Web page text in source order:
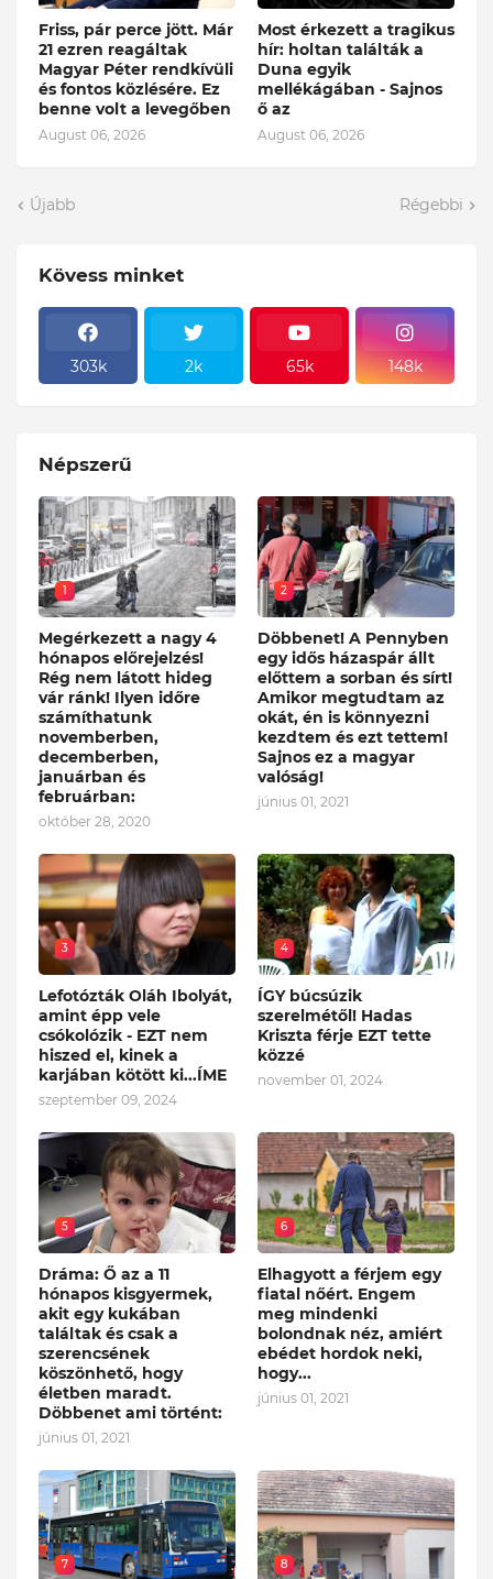
Friss, pár perce jött. Már
21 ezren reagáltak
Magyar Péter rendkívüli
és fontos közlésére. Ez
benne volt a levegőben
August 06, 2026
Most érkezett a tragikus
hír: holtan találták a
Duna egyik
mellékágában - Sajnos
ő az
August 06, 2026
Újabb Régebbi
Kövess minket
303k 2k 65k 148k
Népszerű
1
Megérkezett a nagy 4
hónapos előrejelzés!
Rég nem látott hideg
vár ránk! Ilyen időre
számíthatunk
novemberben,
decemberben,
januárban és
februárban:
október 28, 2020
2
Döbbenet! A Pennyben
egy idős házaspár állt
előttem a sorban és sírt!
Amikor megtudtam az
okát, én is könnyezni
kezdtem és ezt tettem!
Sajnos ez a magyar
valóság!
június 01, 2021
3
Lefotózták Oláh Ibolyát,
amint épp vele
csókolózik - EZT nem
hiszed el, kinek a
karjában kötött ki...ÍME
szeptember 09, 2024
4
ÍGY búcsúzik
szerelmétől! Hadas
Kriszta férje EZT tette
közzé
november 01, 2024
5
Dráma: Ő az a 11
hónapos kisgyermek,
akit egy kukában
találtak és csak a
szerencsének
köszönhető, hogy
életben maradt.
Döbbenet ami történt:
június 01, 2021
6
Elhagyott a férjem egy
fiatal nőért. Engem
meg mindenki
bolondnak néz, amiért
ebédet hordok neki,
hogy...
június 01, 2021
7 8